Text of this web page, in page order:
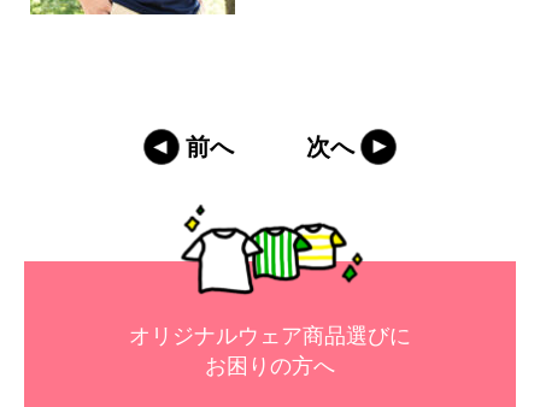
前へ 次へ
オリジナルウェア商品選びに
お困りの方へ